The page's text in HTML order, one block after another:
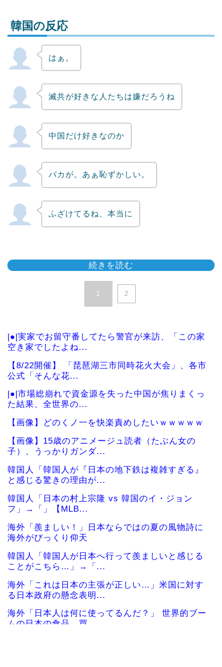
Powered by livedoor 相互RSS
韓国の反応
はぁ。
滅共が好きな人たちは嫌だろうね
中国だけ好きなのか
バカが。あぁ恥ずかしい。
ふざけてるね、本当に
続きを読む
1 2
|●|実家でお留守番してたら警官が来訪、「この家
空き家でしたよね...
【8/22開催】 「琵琶湖三市同時花火大会」、各市
公式「そんな花...
|●|市場総崩れで資金源を失った中国が焦りまくっ
た結果、全世界の...
【画像】どのくノ一を快楽責めしたいｗｗｗｗｗ
【画像】15歳のアニメージュ読者（たぶん女の
子）、うっかりガンダ...
韓国人「韓国人が『日本の地下鉄は複雑すぎる』
と感じる驚きの理由が...
韓国人「日本の村上宗隆 vs 韓国のイ・ジョン
フ」→「」【MLB...
海外「羨ましい！」日本ならではの夏の風物詩に
海外がびっくり仰天
韓国人「韓国人が日本へ行って羨ましいと感じる
ことがこちら…」→「...
海外「これは日本の主張が正しい…」米国に対す
る日本政府の懸念表明...
海外「日本人は何に使ってるんだ？」 世界的ブー
ムの日本の食品、買...